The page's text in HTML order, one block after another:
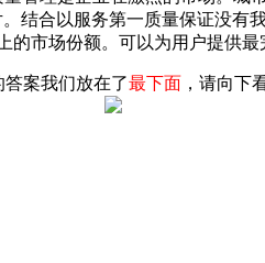
结合以服务第一质量保证没
市场份额。可以为用户提供
答案我们放在了最下面 ，请向下